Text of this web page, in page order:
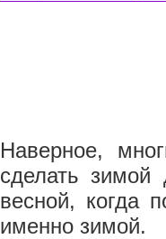
Наверное,
сделать
весной, когда
именно зимой.